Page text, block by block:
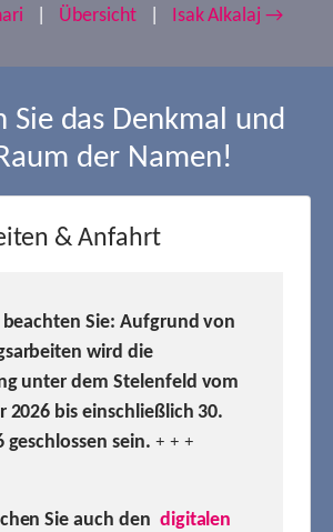
Übersicht Isak Alkalaj →
Sie das Denkmal und
der Namen!
& Anfahrt
Sie: Aufgrund von
wird die
unter dem Stelenfeld vom
2026 bis einschließlich 30.
geschlossen sein. + + +
Sie auch den digitalen